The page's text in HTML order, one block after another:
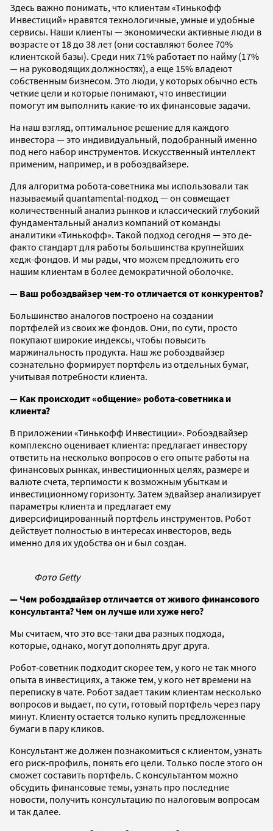
Здесь важно понимать, что клиентам «Тинькофф
Инвестиций» нравятся технологичные, умные и удобные
сервисы. Наши клиенты — экономически активные люди в
возрасте от 18 до 38 лет (они составляют более 70%
клиентской базы). Среди них 71% работает по найму (17%
— на руководящих должностях), а еще 15% владеют
собственным бизнесом. Это люди, у которых обычно есть
четкие цели и которые понимают, что инвестиции
помогут им выполнить какие-то их финансовые задачи.
На наш взгляд, оптимальное решение для каждого
инвестора — это индивидуальный, подобранный именно
под него набор инструментов. Искусственный интеллект
применим, например, и в робоэдвайзере.
Для алгоритма робота-советника мы использовали так
называемый quantamental-подход — он совмещает
количественный анализ рынков и классический глубокий
фундаментальный анализ компаний от команды
аналитики «Тинькофф». Такой подход сегодня — это де-
факто стандарт для работы большинства крупнейших
хедж-фондов. И мы рады, что можем предложить его
нашим клиентам в более демократичной оболочке.
— Ваш робоэдвайзер чем-то отличается от конкурентов?
Большинство аналогов построено на создании
портфелей из своих же фондов. Они, по сути, просто
покупают широкие индексы, чтобы повысить
маржинальность продукта. Наш же робоэдвайзер
сознательно формирует портфель из отдельных бумаг,
учитывая потребности клиента.
— Как происходит «общение» робота-советника и
клиента?
В приложении «Тинькофф Инвестиции». Робоэдвайзер
комплексно оценивает клиента: предлагает инвестору
ответить на несколько вопросов о его опыте работы на
финансовых рынках, инвестиционных целях, размере и
валюте счета, терпимости к возможным убыткам и
инвестиционному горизонту. Затем эдвайзер анализирует
параметры клиента и предлагает ему
диверсифицированный портфель инструментов. Робот
действует полностью в интересах инвесторов, ведь
именно для их удобства он и был создан.
Фото Getty
— Чем робоэдвайзер отличается от живого финансового
консультанта? Чем он лучше или хуже него?
Мы считаем, что это все-таки два разных подхода,
которые, однако, могут дополнять друг друга.
Робот-советник подходит скорее тем, у кого не так много
опыта в инвестициях, а также тем, у кого нет времени на
переписку в чате. Робот задает таким клиентам несколько
вопросов и выдает, по сути, готовый портфель через пару
минут. Клиенту остается только купить предложенные
бумаги в пару кликов.
Консультант же должен познакомиться с клиентом, узнать
его риск-профиль, понять его цели. Только после этого он
сможет составить портфель. С консультантом можно
обсудить финансовые темы, узнать про последние
новости, получить консультацию по налоговым вопросам
и так далее.